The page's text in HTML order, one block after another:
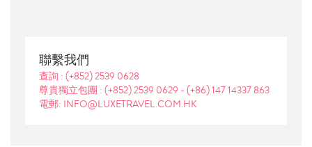
聯繫我們
查詢 : (+852) 2539 0628
尊貴獨立包團 : (+852) 2539 0629 - (+86) 147 14337 863
電郵: INFO@LUXETRAVEL.COM.HK